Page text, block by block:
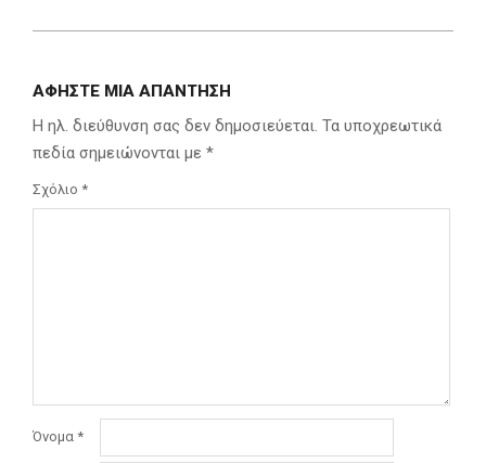
ΑΦΉΣΤΕ ΜΙΑ ΑΠΆΝΤΗΣΗ
Η ηλ. διεύθυνση σας δεν δημοσιεύεται. Τα υποχρεωτικά
πεδία σημειώνονται με *
Σχόλιο *
Όνομα *